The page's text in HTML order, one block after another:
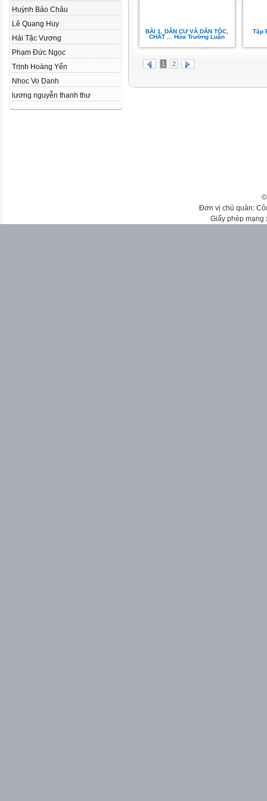
Huỳnh Bảo Châu
Lê Quang Huy
Hải Tặc Vương
Phạm Đức Ngọc
Trịnh Hoàng Yến
Nhoc Vo Danh
lương nguyễn thanh thư
BÀI 1. DÂN CƯ VÀ DÂN TỘC,
CHẤT ... Hứa Trường Luận
Tập
1 2
Đơn vị chủ quản:
Giấy phép mạng